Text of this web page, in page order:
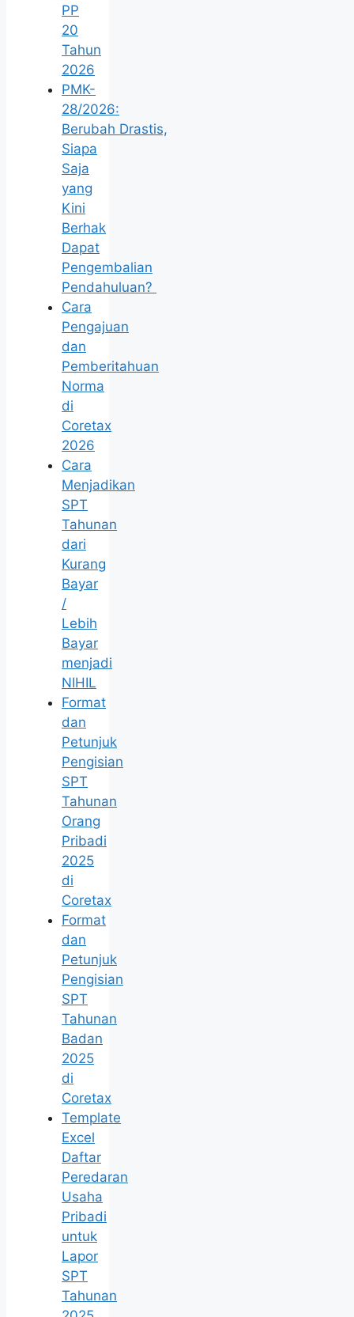
PP
20
Tahun
2026
PMK-
28/2026:
Berubah Drastis,
Siapa
Saja
yang
Kini
Berhak
Dapat
Pengembalian
Pendahuluan?
Cara
Pengajuan
dan
Pemberitahuan
Norma
di
Coretax
2026
Cara
Menjadikan
SPT
Tahunan
dari
Kurang
Bayar
/
Lebih
Bayar
menjadi
NIHIL
Format
dan
Petunjuk
Pengisian
SPT
Tahunan
Orang
Pribadi
2025
di
Coretax
Format
dan
Petunjuk
Pengisian
SPT
Tahunan
Badan
2025
di
Coretax
Template
Excel
Daftar
Peredaran
Usaha
Pribadi
untuk
Lapor
SPT
Tahunan